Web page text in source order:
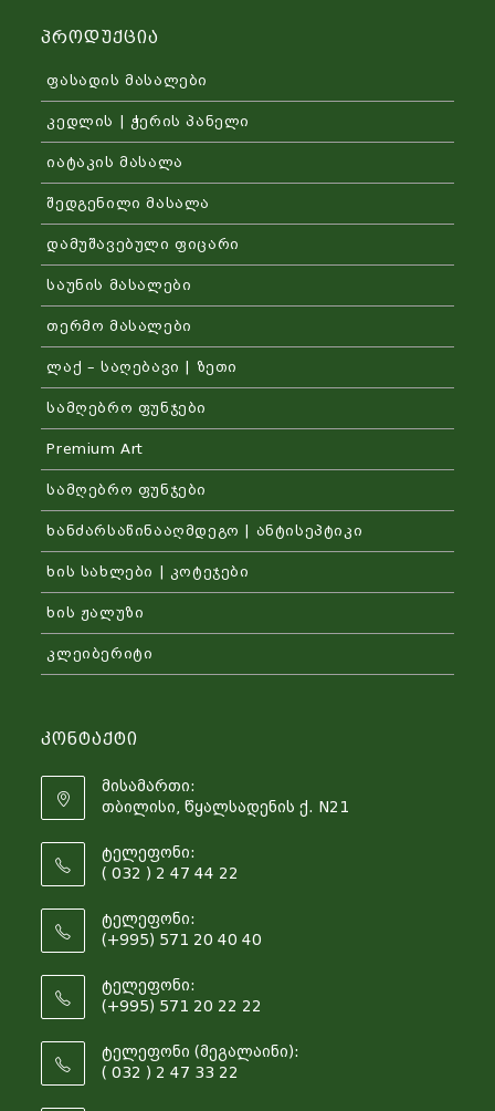
Პროდუქცია
ფასადის მასალები
კედლის | ჭერის პანელი
იატაკის მასალა
შედგენილი მასალა
დამუშავებული ფიცარი
საუნის მასალები
თერმო მასალები
ლაქ – საღებავი | ზეთი
სამღებრო ფუნჯები
Premium Art
სამღებრო ფუნჯები
ხანძარსაწინააღმდეგო | ანტისეპტიკი
ხის სახლები | კოტეჯები
ხის ჟალუზი
კლეიბერიტი
Კონტაქტი
მისამართი:
თბილისი, წყალსადენის ქ. N21
ტელეფონი:
( 032 ) 2 47 44 22
ტელეფონი:
(+995) 571 20 40 40
ტელეფონი:
(+995) 571 20 22 22
ტელეფონი (მეგალაინი):
( 032 ) 2 47 33 22